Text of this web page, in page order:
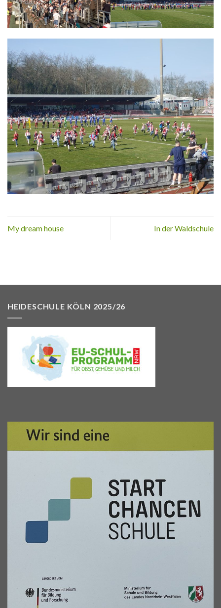
My dream house In der Waldschule
HEIDESCHULE KÖLN 2025/26